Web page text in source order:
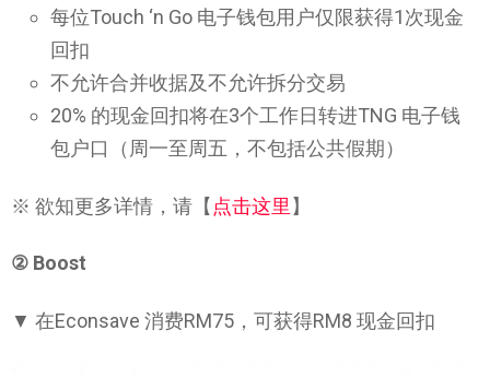
每位Touch ‘n Go 电子钱包用户仅限获得1次现金
回扣
不允许合并收据及不允许拆分交易
20% 的现金回扣将在3个工作日转进TNG 电子钱
包户口（周一至周五，不包括公共假期）
※ 欲知更多详情，请【 点击这里 】
② Boost
▼ 在Econsave 消费RM75，可获得RM8 现金回扣